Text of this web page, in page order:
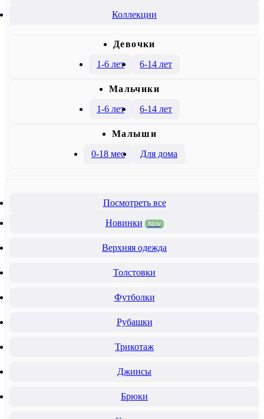
Коллекции
Девочки
1-6 лет
6-14 лет
Mальчики
1-6 лет
6-14 лет
Малыши
0-18 мес
Для дома
Посмотреть все
Новинки
NEW
Верхняя одежда
Толстовки
Футболки
Рубашки
Трикотаж
Джинсы
Брюки